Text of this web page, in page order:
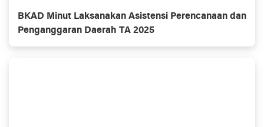
BKAD Minut Laksanakan Asistensi Perencanaan dan
Penganggaran Daerah TA 2025